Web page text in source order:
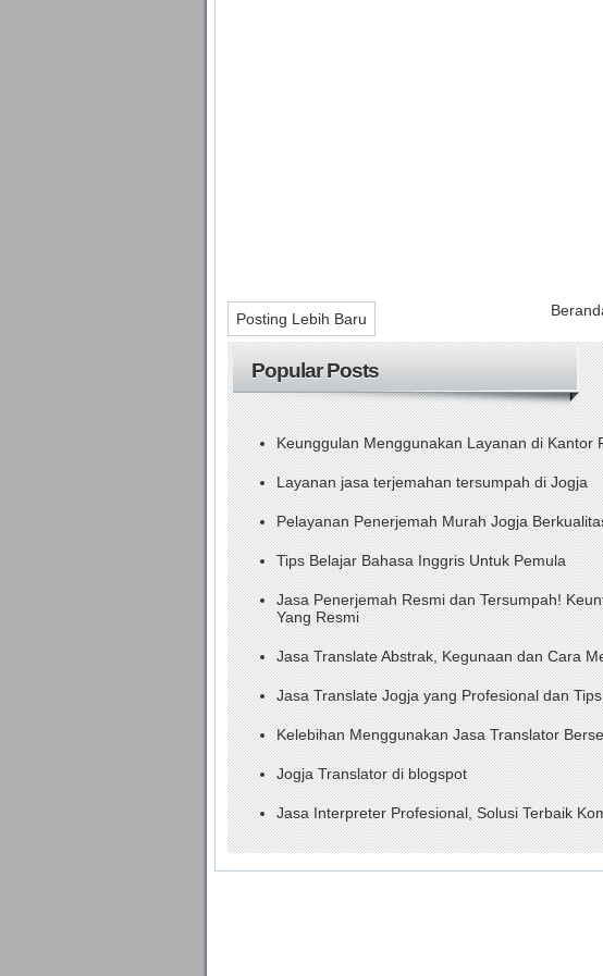
Posting Lebih Baru
Popular Posts
Keunggulan Menggunakan Layanan di Kantor
Layanan jasa terjemahan tersumpah di Jogja
Pelayanan Penerjemah Murah Jogja
Tips Belajar Bahasa Inggris Untuk Pemula
Jasa Penerjemah Resmi dan Tersumpah!
Yang Resmi
Jasa Translate Abstrak, Kegunaan dan Cara
Jasa Translate Jogja yang Profesional dan
Kelebihan Menggunakan Jasa Translator
Jogja Translator di blogspot
Jasa Interpreter Profesional, Solusi Terbaik
alat interpreter simultan jogja, sewa alat interpreter jogja, rental SIS jogja,